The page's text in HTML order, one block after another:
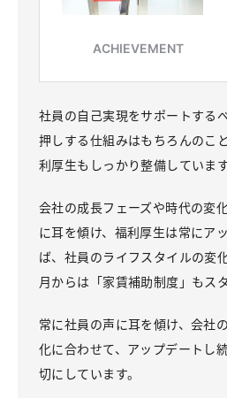
社員の自己実現をサポートする
押しする仕組みはもちろんのこ
利厚生もしっかり整備しています
会社の成長フェーズや時代の変
に耳を傾け、福利厚生は常にア
ば、社員のライフスタイルの変
月からは「家賃補助制度」もス
常に社員の声に耳を傾け、会社
化に合わせて、アップデートし
切にしています。